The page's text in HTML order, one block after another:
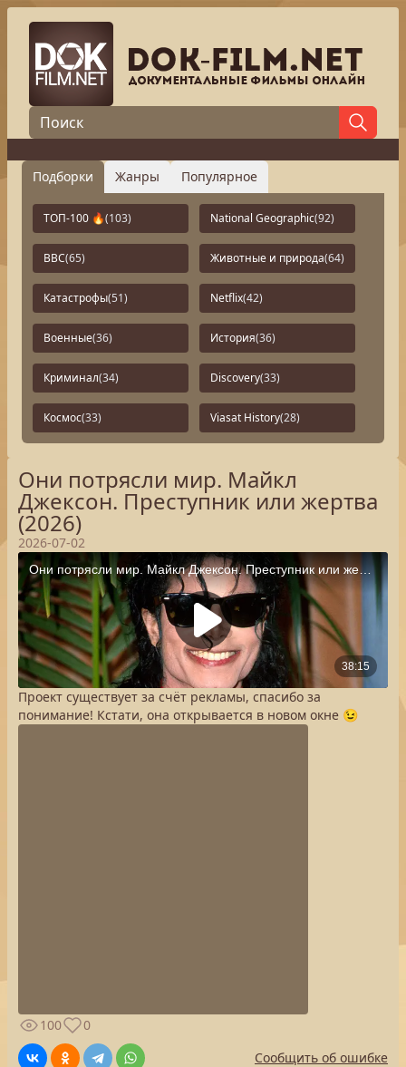
Подборки Жанры Популярное
ТОП-100 🔥(103) National Geographic(92)
BBC(65) Животные и природа(64)
Катастрофы(51) Netflix(42)
Военные(36) История(36)
Криминал(34) Discovery(33)
Космос(33) Viasat History(28)
Они потрясли мир. Майкл
Джексон. Преступник или жертва
(2026)
2026-07-02
Проект существует за счёт рекламы, спасибо за
понимание! Кстати, она открывается в новом окне 😉
100
0
Сообщить об ошибке